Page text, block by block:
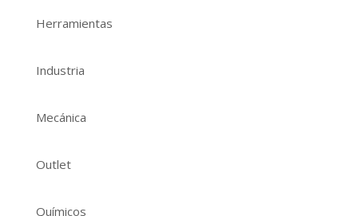
Herramientas
Industria
Mecánica
Outlet
Químicos